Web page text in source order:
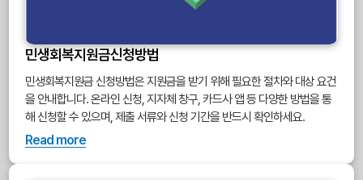
민생회복지원금신청방법
민생회복지원금 신청방법은 지원금을 받기 위해 필요한 절차와 대상 요건
을 안내합니다. 온라인 신청, 지자체 창구, 카드사 앱 등 다양한 방법을 통
해 신청할 수 있으며, 제출 서류와 신청 기간을 반드시 확인하세요.
Read more